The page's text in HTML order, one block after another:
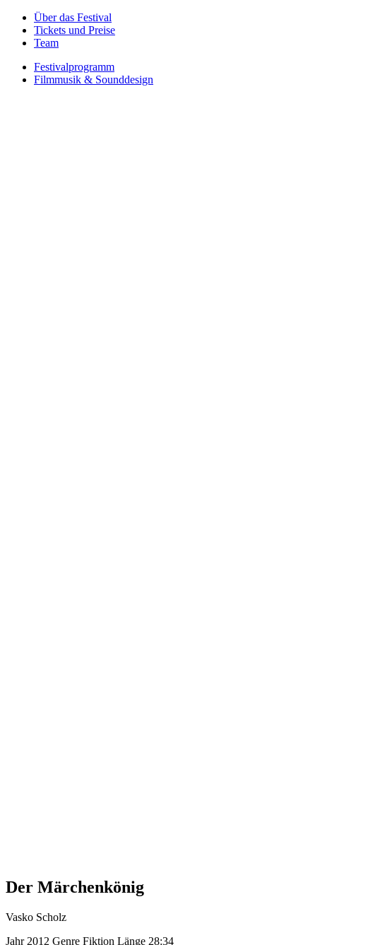
Über das Festival
Tickets und Preise
Team
Festivalprogramm
Filmmusik & Sounddesign
Der Märchenkönig
Vasko Scholz
Jahr2012 Genre Fiktion Länge 28:34